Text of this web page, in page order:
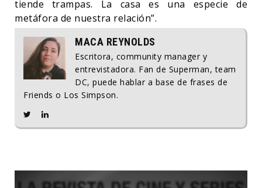
tiende trampas. La casa es una especie de
metáfora de nuestra relación”.
MACA REYNOLDS
Escritora, community manager y
entrevistadora. Fan de Superman, team
DC, puede hablar a base de frases de
Friends o Los Simpson.